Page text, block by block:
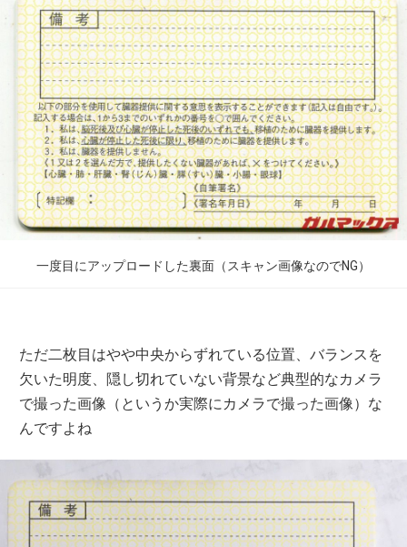
一度目にアップロードした裏面（スキャン画像なのでNG）
ただ二枚目はやや中央からずれている位置、バランスを
欠いた明度、隠し切れていない背景など典型的なカメラ
で撮った画像（というか実際にカメラで撮った画像）な
んですよね